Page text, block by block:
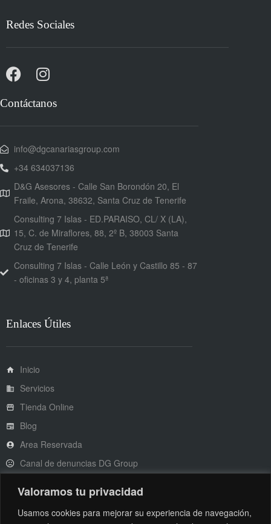
Valoramos tu privacidad
Usamos cookies para mejorar su experiencia de navegación,
Redes Sociales
Contáctanos
info@dgcanariasgroup.com
+34 634037136
D&G Asesores - Calle San Borondón 20, El
Fraile, Arona, 38632, Santa Cruz de Tenerife
Consulting 7 Islas - ED.PARAISO, CL/ X (LA),
15, C. de Miraflores, 88, 2º B, 38003 Santa
Cruz de Tenerife
Consulting 7 Islas - Calle León y Castillo 85 - 87
- oficinas 3 y 4, planta 5ª
Enlaces Útiles
Inicio
Servicios
Tienda Online
Blog
Area Reservada
Canal de denuncias DG Group
Legal